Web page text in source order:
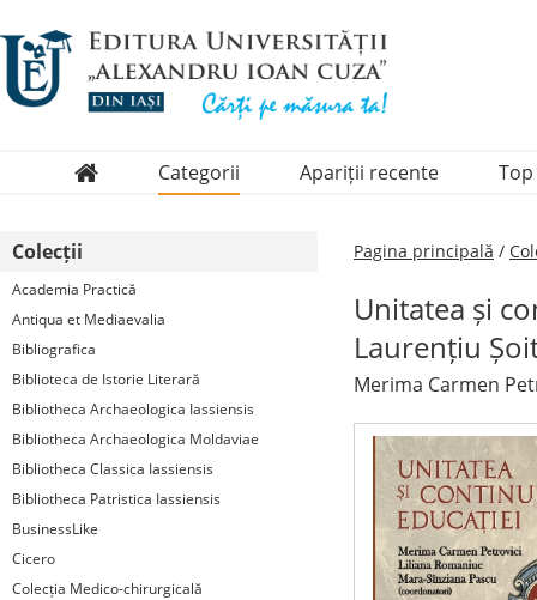
Categorii Apariții recente Top
Colecții
Academia Practică
Antiqua et Mediaevalia
Bibliografica
Biblioteca de Istorie Literară
Bibliotheca Archaeologica Iassiensis
Bibliotheca Archaeologica Moldaviae
Bibliotheca Classica Iassiensis
Bibliotheca Patristica Iassiensis
BusinessLike
Cicero
Colecția Medico-chirurgicală
Pagina principală /
Unitatea și
Laurențiu
Merima Carmen